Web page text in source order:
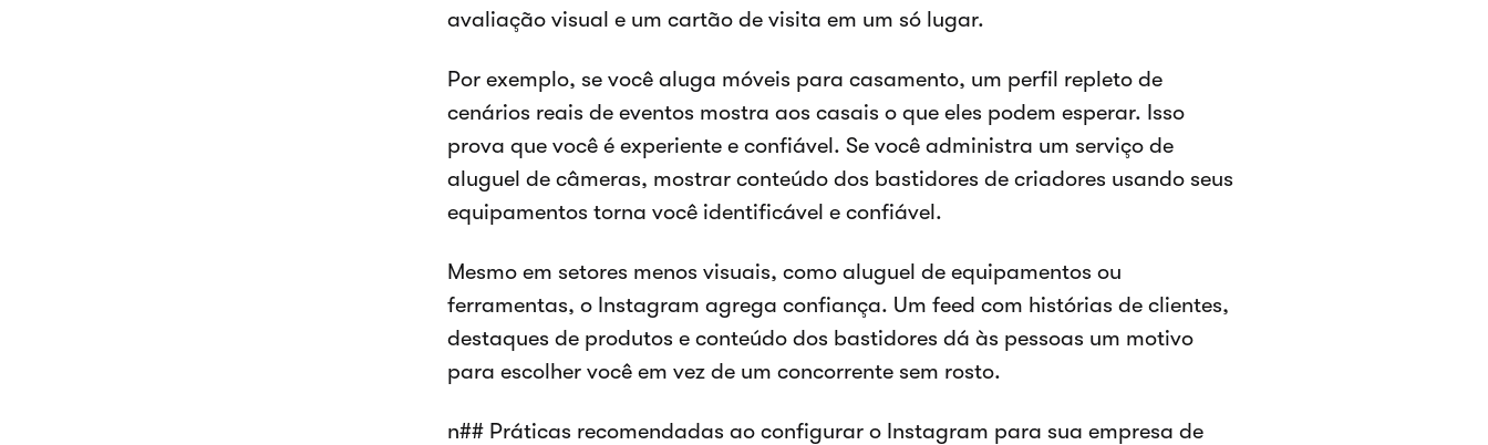
avaliação visual e um cartão de visita em um só lugar.
Por exemplo, se você aluga móveis para casamento, um perfil repleto de
cenários reais de eventos mostra aos casais o que eles podem esperar. Isso
prova que você é experiente e confiável. Se você administra um serviço de
aluguel de câmeras, mostrar conteúdo dos bastidores de criadores usando seus
equipamentos torna você identificável e confiável.
Mesmo em setores menos visuais, como aluguel de equipamentos ou
ferramentas, o Instagram agrega confiança. Um feed com histórias de clientes,
destaques de produtos e conteúdo dos bastidores dá às pessoas um motivo
para escolher você em vez de um concorrente sem rosto.
n## Práticas recomendadas ao configurar o Instagram para sua empresa de